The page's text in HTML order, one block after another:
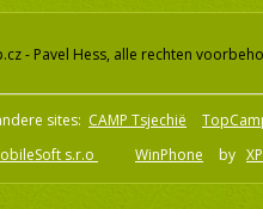
- Pavel Hess, alle rechten
sites: CAMP Tsjechië
s.r.o WinPhone by